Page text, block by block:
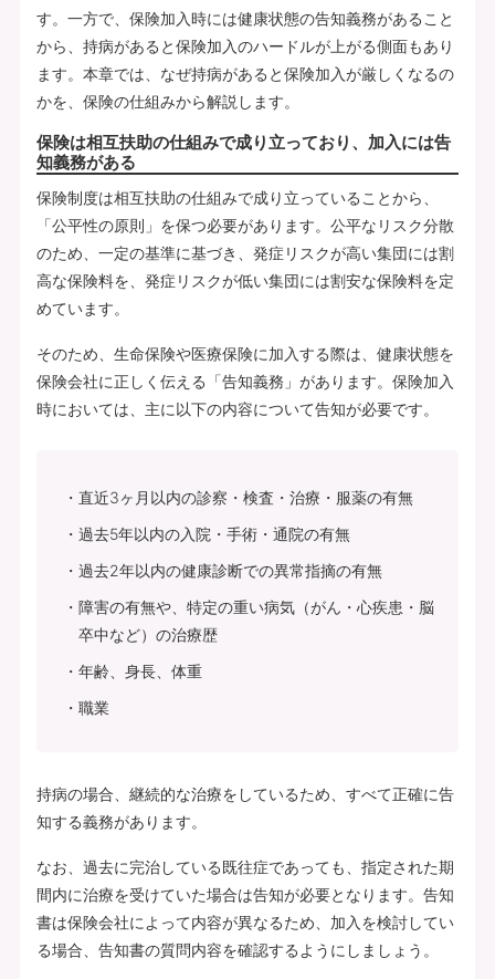
す。一方で、保険加入時には健康状態の告知義務があること
から、持病があると保険加入のハードルが上がる側面もあり
ます。本章では、なぜ持病があると保険加入が厳しくなるの
かを、保険の仕組みから解説します。
保険は相互扶助の仕組みで成り立っており、加入には告
知義務がある
保険制度は相互扶助の仕組みで成り立っていることから、
「公平性の原則」を保つ必要があります。公平なリスク分散
のため、一定の基準に基づき、発症リスクが高い集団には割
高な保険料を、発症リスクが低い集団には割安な保険料を定
めています。
そのため、生命保険や医療保険に加入する際は、健康状態を
保険会社に正しく伝える「告知義務」があります。保険加入
時においては、主に以下の内容について告知が必要です。
直近3ヶ月以内の診察・検査・治療・服薬の有無
過去5年以内の入院・手術・通院の有無
過去2年以内の健康診断での異常指摘の有無
障害の有無や、特定の重い病気（がん・心疾患・脳
卒中など）の治療歴
年齢、身長、体重
職業
持病の場合、継続的な治療をしているため、すべて正確に告
知する義務があります。
なお、過去に完治している既往症であっても、指定された期
間内に治療を受けていた場合は告知が必要となります。告知
書は保険会社によって内容が異なるため、加入を検討してい
る場合、告知書の質問内容を確認するようにしましょう。